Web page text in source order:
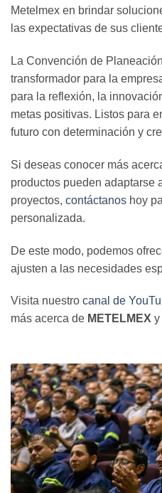
Metelmex en brindar
las expectativas de sus
La Convención de
transformador para la
para la reflexión, la
metas positivas. Listos para
futuro con determinación y
Si deseas conocer más
productos pueden adaptarse
proyectos, contáctanos hoy
personalizada.
De este modo, podemos
ajusten a las necesidades
Visita nuestro canal de
más acerca de METELMEX y